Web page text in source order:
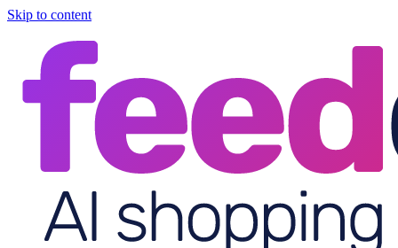
Skip to content